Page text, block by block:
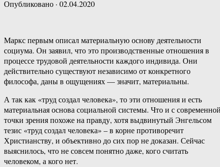
Опубликовано · 02.04.2020
Маркс первым описал материальную основу деятельности
социума. Он заявил, что это производственные отношения в
процессе трудовой деятельности каждого индивида. Они
действительно существуют независимо от конкретного
философа, даны в ощущениях — значит, материальны.
А так как «труд создал человека», то эти отношения и есть
материальная основа социальной системы. Что и с
точки зрения похоже на правду, хотя выдвинутый Энгельсом
тезис «труд создал человека» – в корне противоречит
Христианству, и объективно до сих пор не доказан. Сейчас
выяснилось, что не совсем понятно даже, кого считать
человеком, а кого нет.